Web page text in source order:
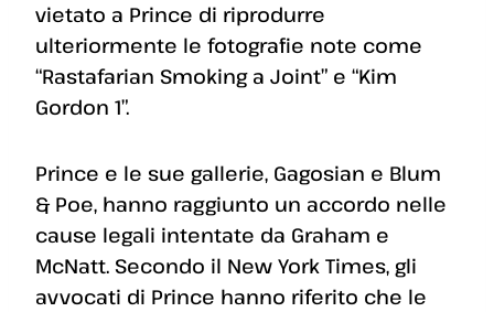
vietato a Prince di riprodurre
ulteriormente le fotografie note come
“Rastafarian Smoking a Joint” e “Kim
Gordon 1”.
Prince e le sue gallerie, Gagosian e Blum
& Poe, hanno raggiunto un accordo nelle
cause legali intentate da Graham e
McNatt. Secondo il New York Times, gli
avvocati di Prince hanno riferito che le